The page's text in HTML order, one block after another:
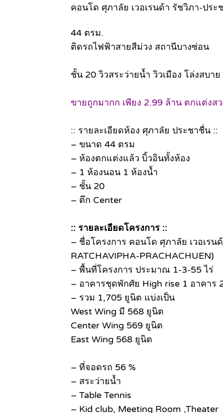
คอนโด ศุภาลัย เวอเรนด้า รัชวิภา-ปร
44 ตรม.
ติดรถไฟฟ้าสายสีม่วง สถานีบางซ่อน
ชั้น 20 วิวสระว่ายน้ำ วิวเมือง โล่งสบาย
ขายถูกมากก เพียง 2.99 ล้าน ตกแต่งส
:: รายละเอียดห้อง ศุภาลัย ประชาชื่น ::
– ขนาด 44 ตรม
– ห้องตกแต่งแล้ว บิ้วอินทั้งห้อง
– 1 ห้องนอน 1 ห้องน้ำ
– ชั้น 20
– ตึก Center
:: รายละเอียดโครงการ ::
– ชื่อโครงการ คอนโด ศุภาลัย เวอเร
RATCHAVIPHA-PRACHACHUEN)
– พื้นที่โครงการ ประมาณ 1-3-55 ไร่
– อาคารชุดพักศัย High rise 1 อาคาร
– รวม 1,705 ยูนิต แบ่งเป็น
West Wing มี 568 ยูนิต
Center Wing 569 ยูนิต
East Wing 568 ยูนิต
– ที่จอดรถ 56 %
– สระว่ายน้ำ
– Table Tennis
– Kid club, Meeting Room ,Theater